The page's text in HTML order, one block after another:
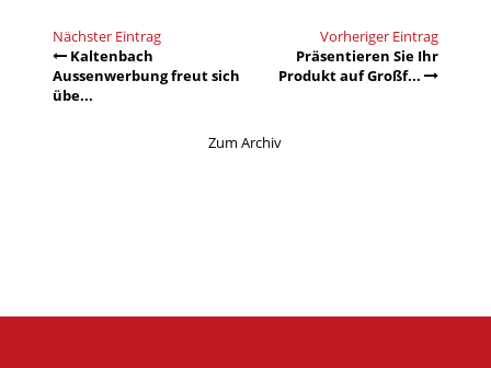
Nächster Eintrag
Kaltenbach
Aussenwerbung freut sich
übe...
Vorheriger Eintrag
Präsentieren Sie Ihr
Produkt auf Großf...
Zum Archiv